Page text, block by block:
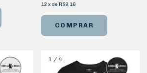
12 x de R$9,16
COMPRAR
1/ 4